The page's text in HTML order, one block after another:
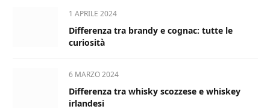
1 APRILE 2024
Differenza tra brandy e cognac: tutte le
curiosità
6 MARZO 2024
Differenza tra whisky scozzese e whiskey
irlandesi